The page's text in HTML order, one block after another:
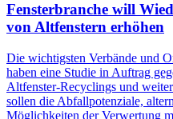
Fensterbranche will
von Altfenstern erhöhen
Die wichtigsten Verbände und
haben eine Studie in Auftrag
Altfenster-Recyclings und
sollen die Abfallpotenziale,
Möglichkeiten der Verwertung